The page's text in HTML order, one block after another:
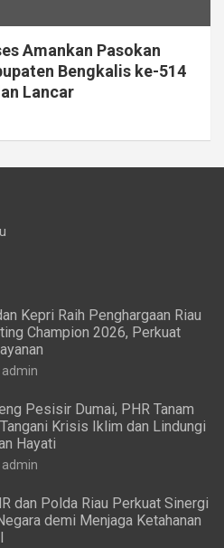
Amankan Pasokan
Bengkalis ke-514
Lancar
Kepri Raih Penghargaan Riau
Champion 2026, Perkuat
admin
Pesisir Dumai, PHR Tanam
Krisis Iklim dan Lindungi
Hayati
admin
dan Polda Riau Perkuat Sinergi
demi Menjaga Ketahanan